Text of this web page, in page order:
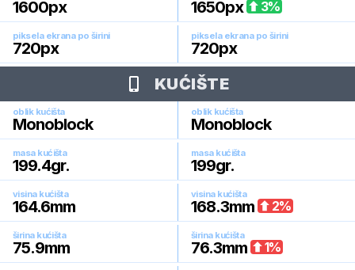
1600px 1650px 3%
piksela ekrana po širini
720px
piksela ekrana po širini
720px
KUĆIŠTE
oblik kućišta
Monoblock
oblik kućišta
Monoblock
masa kućišta
199.4gr.
masa kućišta
199gr.
visina kućišta
164.6mm
visina kućišta
168.3mm 2%
širina kućišta
75.9mm
širina kućišta
76.3mm 1%